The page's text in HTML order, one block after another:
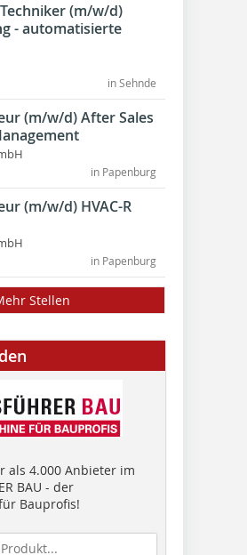
(m/w/d)
- automatisierte
in Sehnde
(m/w/d) After Sales
in Papenburg
(m/w/d) HVAC-R
in Papenburg
Stellen
als 4.000 Anbieter im
BAU - der
Bauprofis!